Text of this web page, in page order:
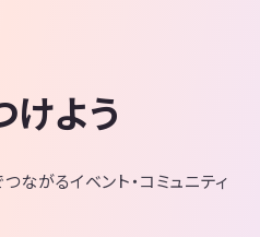
けよう
ながるイベント・コミュニティ